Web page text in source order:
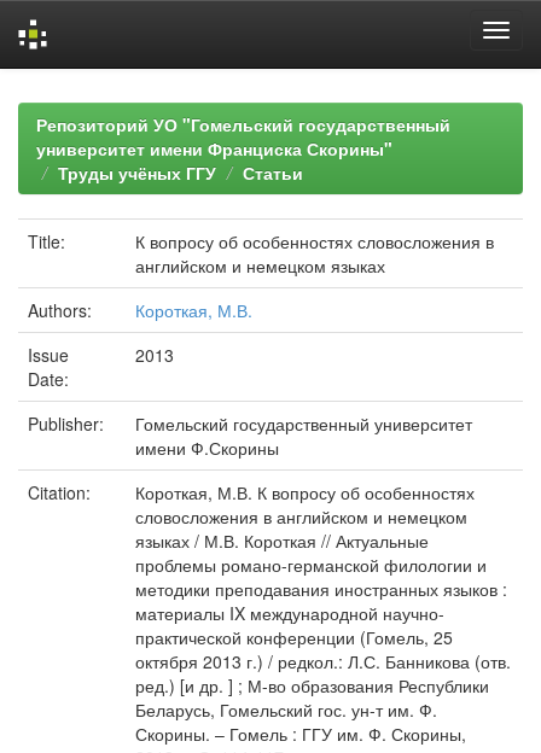
navigationРепозиторий УО "Гомельский государственный
университет имени Франциска Скорины"
Труды учёных ГГУ
Статьи
Title:
К вопросу об особенностях словосложения в
английском и немецком языках
Authors:
Короткая, М.В.
Issue
Date:
2013
Publisher:
Гомельский государственный университет
имени Ф.Скорины
Citation:
Короткая, М.В. К вопросу об особенностях
словосложения в английском и немецком
языках / М.В. Короткая // Актуальные
проблемы романо-германской филологии и
методики преподавания иностранных языков :
материалы IX международной научно-
практической конференции (Гомель, 25
октября 2013 г.) / редкол.: Л.С. Банникова (отв.
ред.) [и др. ] ; М-во образования Республики
Беларусь, Гомельский гос. ун-т им. Ф.
Скорины. – Гомель : ГГУ им. Ф. Скорины,